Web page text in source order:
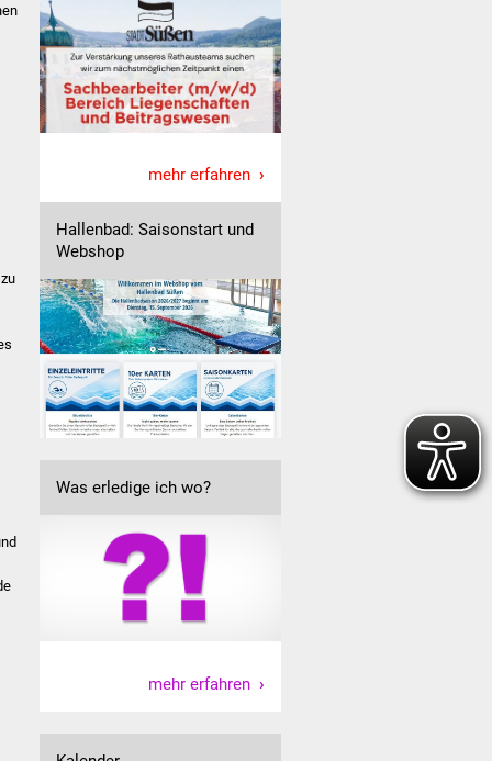
mehr erfahren
Hallenbad: Saisonstart und
Webshop
Was erledige ich wo?
mehr erfahren